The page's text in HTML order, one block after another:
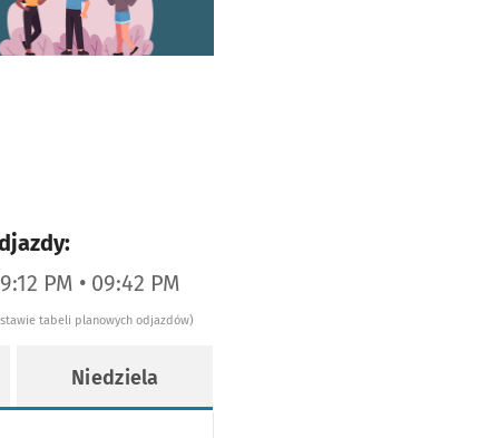
PM • 09:42 PM
tabeli planowych odjazdów)
Niedziela